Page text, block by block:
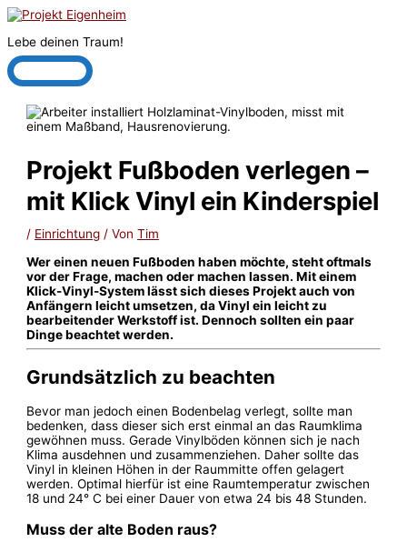
Zum
springen
Lebe deinen Traum!
Hauptmenü
Projekt Fußboden verlegen –
mit Klick Vinyl ein Kinderspiel
/ Einrichtung / VonTim
Wer einen neuen Fußboden haben möchte, steht oftmals
vor der Frage, machen oder machen lassen. Mit einem
Klick-Vinyl-System lässt sich dieses Projekt auch von
Anfängern leicht umsetzen, da Vinyl ein leicht zu
bearbeitender Werkstoff ist. Dennoch sollten ein paar
Dinge beachtet werden.
Grundsätzlich zu beachten
Bevor man jedoch einen Bodenbelag verlegt, sollte man
bedenken, dass dieser sich erst einmal an das Raumklima
gewöhnen muss. Gerade Vinylböden können sich je nach
Klima ausdehnen und zusammenziehen. Daher sollte das
Vinyl in kleinen Höhen in der Raummitte offen gelagert
werden. Optimal hierfür ist eine Raumtemperatur zwischen
18 und 24° C bei einer Dauer von etwa 24 bis 48 Stunden.
Muss der alte Boden raus?